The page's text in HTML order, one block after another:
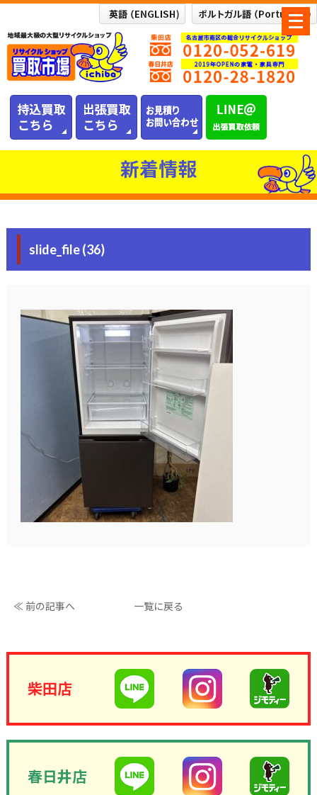
メ
ニ
ュ
ー
新着情報
slide_file (36)
≪ 前の記事へ 一覧に戻る
柴田店
春日井店